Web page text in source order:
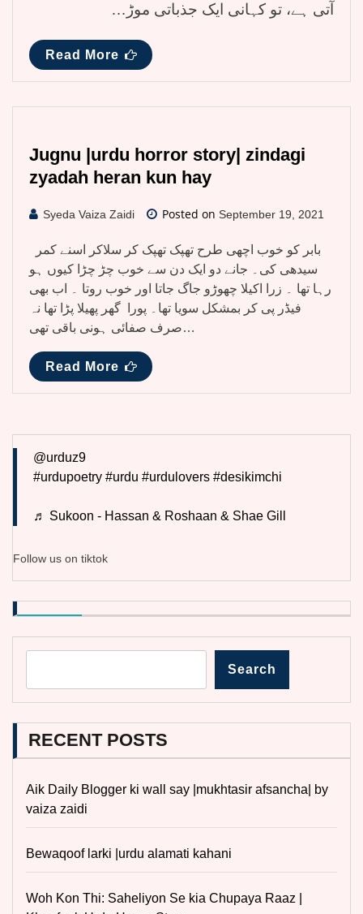
آتی ہے، تو کہانی ایک جذباتی موڑ…
Read More
Jugnu |urdu horror story| zindagi
zyadah heran kun hay
Syeda Vaiza Zaidi Posted on September 19, 2021
سیدھی کی۔ جانے دو ایک دن سے خوب چڑ چڑا کیوں ہو
رہا تھا ۔ زرا اکیلا چھوڑو جاگ جاتا اور خوب روتا ۔ اب بھی
فیڈر پی کر بمشکل سویا تھا۔ پورا گھر پھیلا پڑا تھا نہ
صرف صفائی ہونی باقی تھی…
Read More
@urduz9
#urdupoetry #urdu #urdulovers #desikimchi
♬ Sukoon - Hassan & Roshaan & Shae Gill
Follow us on tiktok
Search
RECENT POSTS
Aik Daily Blogger ki wall say |mukhtasir afsancha| by
vaiza zaidi
Bewaqoof larki |urdu alamati kahani
Woh Kon Thi: Saheliyon Se kia Chupaya Raaz |